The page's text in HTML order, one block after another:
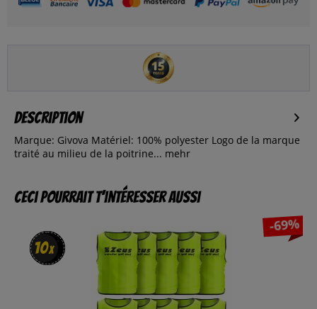
Description
Marque: Givova Matériel: 100% polyester Logo de la marque
traité au milieu de la poitrine... mehr
Ceci pourrait t’intéresser aussi
10x
10x
-69%